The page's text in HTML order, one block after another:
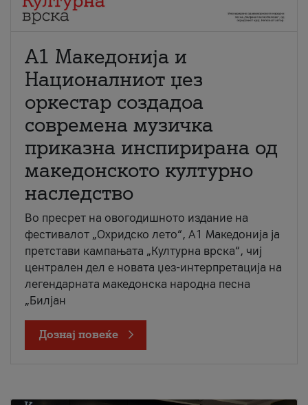
А1 Македонија и
Националниот џез
оркестар создадоа
современа музичка
приказна инспирирана од
македонското културно
наследство
Во пресрет на овогодишното издание на
фестивалот „Охридско лето“, А1 Македонија ја
претстави кампањата „Културна врска“, чиј
централен дел е новата џез-интерпретација на
легендарната македонска народна песна
„Билјан
Дознај повеќе